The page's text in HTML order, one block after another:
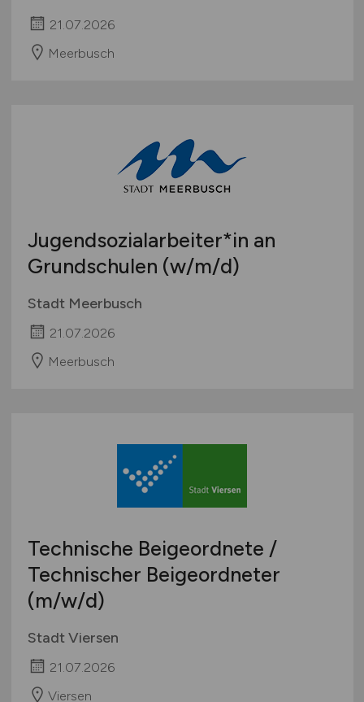
21.07.2026
Meerbusch
Jugendsozialarbeiter*in an
Grundschulen (w/m/d)
Stadt Meerbusch
21.07.2026
Meerbusch
Technische Beigeordnete /
Technischer Beigeordneter
(m/w/d)
Stadt Viersen
21.07.2026
Viersen